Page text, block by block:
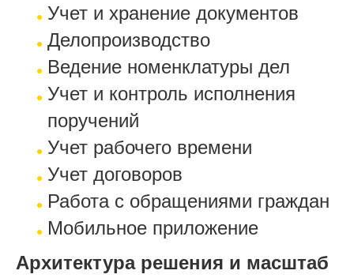
Учет и хранение документов
Делопроизводство
Ведение номенклатуры дел
Учет и контроль исполнения
поручений
Учет рабочего времени
Учет договоров
Работа с обращениями граждан
Мобильное приложение
Архитектура решения и масштаб